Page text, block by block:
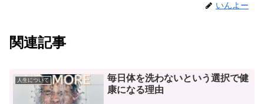
いんよー
関連記事
人生について
毎日体を洗わないという選択で健
康になる理由